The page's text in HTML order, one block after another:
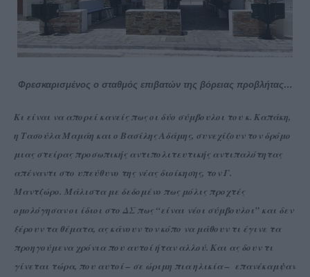
Φρεσκαρισμένος ο σταθμός επιβατών της βόρειας προβλήτας…
Κι είναι να απορεί κανείς πως οι δύο σύμβουλοι του κ. Καπάκη,
η Τασούλα Μαμάη και ο Βασίλης Αδάμης, συνεχίζουν τον δρόμο
μιας στείρας προσωπικής αντιπολιτευτικής αντιπαλότητας
απέναντι στο υπεύθυνο της νέας διοίκησης, τον Γ.
Μαντζώρο. Μάλιστα με δεδομένο πως μόλις προχτές
ομολόγησαν οι ίδιοι στο ΔΣ πως “είναι νέοι σύμβουλοι” και δεν
ξέρουν τα θέματα, ας κάνουν τον κόπο να μάθουν τι έγινε τα
προηγούμενα χρόνια που αυτοί ήταν αλλού. Και ας δουν τι
γίνεται τώρα, που αυτοί – σε ώριμη πια ηλικία – επανέκαμψαν